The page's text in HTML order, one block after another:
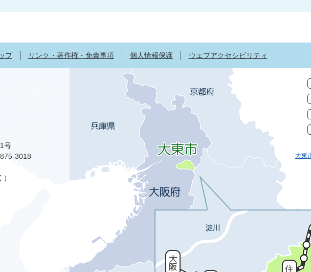
プ リンク・著作権・免責事項 個人情報保護 ウェブアクセシビリティ
大東
号
3018